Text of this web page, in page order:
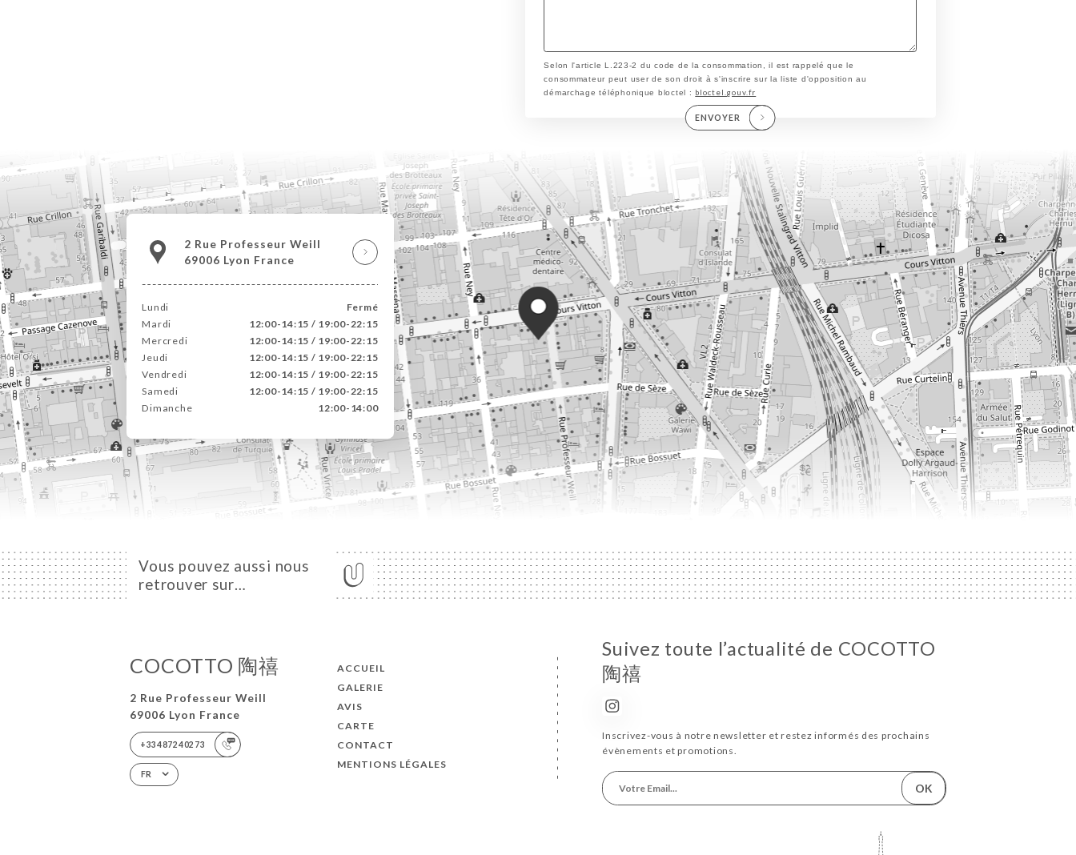
Selon l'article L.223-2 du code de la consommation, il est rappelé que le
consommateur peut user de son droit à s'inscrire sur la liste d'opposition au
démarchage téléphonique bloctel : bloctel.gouv.fr
ENVOYER
2 Rue Professeur Weill
69006 Lyon France
Lundi
Fermé
Mardi
12:00-14:15 / 19:00-22:15
Mercredi
12:00-14:15 / 19:00-22:15
Jeudi
12:00-14:15 / 19:00-22:15
Vendredi
12:00-14:15 / 19:00-22:15
Samedi
12:00-14:15 / 19:00-22:15
Dimanche
12:00-14:00
Vous pouvez aussi nous
retrouver sur…
COCOTTO 陶禧
2 Rue Professeur Weill
69006 Lyon France
+33487240273
FR
ACCUEIL
GALERIE
AVIS
CARTE
CONTACT
MENTIONS LÉGALES
Suivez toute l’actualité de COCOTTO
陶禧
Inscrivez-vous à notre newsletter et restez informés des prochains
évènements et promotions.
OK